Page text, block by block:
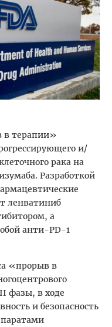
в терапии»
и/
рака на
Разработкой
ленватиниб
а
анти-PD-1
«прорыв в
фазы, в ходе
и безопасность